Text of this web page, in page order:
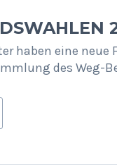
haben eine
des Weg-